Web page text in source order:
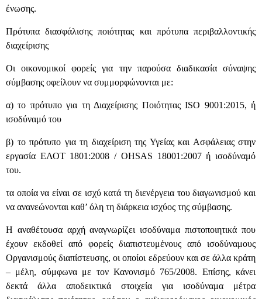
ένωσης.
Πρότυπα διασφάλισης ποιότητας και πρότυπα περιβαλλοντικής
διαχείρισης
Οι οικονομικοί φορείς για την παρούσα διαδικασία σύναψης
σύμβασης οφείλουν να συμμορφώνονται με:
α) το πρότυπο για τη Διαχείρισης Ποιότητας ISO 9001:2015, ή
ισοδύναμό του
β) το πρότυπο για τη διαχείριση της Υγείας και Ασφάλειας στην
εργασία ΕΛΟΤ 1801:2008 / OHSAS 18001:2007 ή ισοδύναμό
του.
τα οποία να είναι σε ισχύ κατά τη διενέργεια του διαγωνισμού και
να ανανεώνονται καθ’ όλη τη διάρκεια ισχύος της σύμβασης.
Η αναθέτουσα αρχή αναγνωρίζει ισοδύναμα πιστοποιητικά που
έχουν εκδοθεί από φορείς διαπιστευμένους από ισοδύναμους
Οργανισμούς διαπίστευσης, οι οποίοι εδρεύουν και σε άλλα κράτη
– μέλη, σύμφωνα με τον Κανονισμό 765/2008. Επίσης, κάνει
δεκτά άλλα αποδεικτικά στοιχεία για ισοδύναμα μέτρα